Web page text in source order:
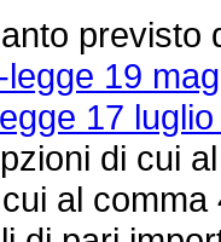
previsto
19
17
di cui
al